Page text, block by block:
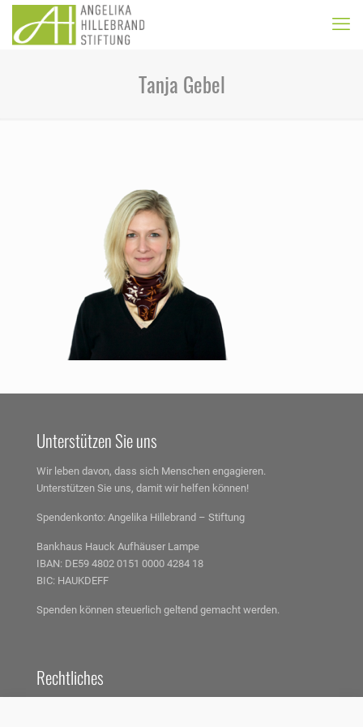
Tanja Gebel
Unterstützen Sie uns
Wir leben davon, dass sich Menschen engagieren.
Unterstützen Sie uns, damit wir helfen können!
Spendenkonto: Angelika Hillebrand – Stiftung
Bankhaus Hauck Aufhäuser Lampe
IBAN: DE59 4802 0151 0000 4284 18
BIC: HAUKDEFF
Spenden können steuerlich geltend gemacht werden.
Rechtliches